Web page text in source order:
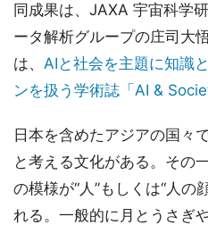
同成果は、JAXA 宇宙科学
ータ解析グループの庄司大
は、 AIと社会を主題に知識
ンを扱う学術誌「AI &
日本を含めたアジアの国々
と考える文化がある。その
の模様が“人”もしくは“人の
れる。一般的に月とうさぎ